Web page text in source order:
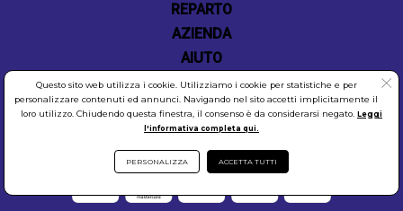
REPARTO
AZIENDA
AIUTO
Questo sito web utilizza i cookie. Utilizziamo i cookie per statistiche e per
personalizzare contenuti ed annunci. Navigando nel sito accetti implicitamente il
loro utilizzo. Chiudendo questa finestra, il consenso è da considerarsi negato. Leggi
l'informativa completa qui.
PERSONALIZZA ACCETTA TUTTI